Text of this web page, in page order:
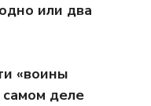
или два
«воины
деле